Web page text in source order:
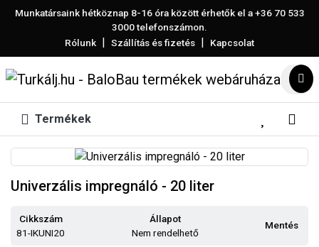
Munkatársaink hétköznap 8-16 óra között érhetők el a+36 70 533
3000telefonszámon.
Rólunk | Szállítás és fizetés | Kapcsolat
Termékek
Univerzális impregnáló - 20 liter
Cikkszám
81-IKUNI20
Állapot
Nem rendelhető
Mentés